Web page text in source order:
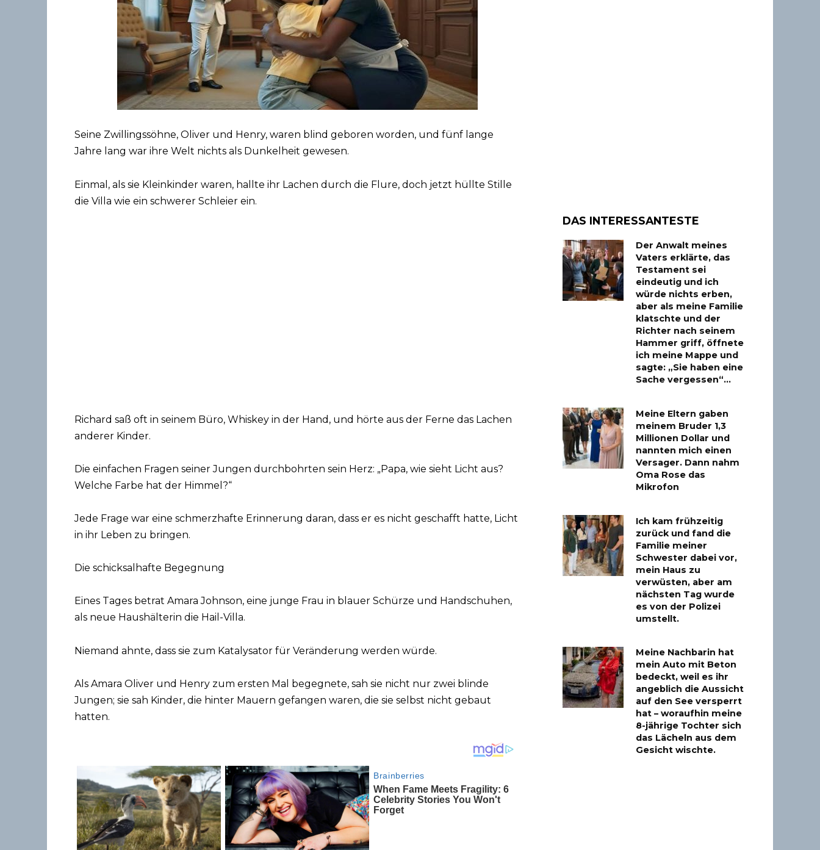
Seine Zwillingssöhne, Oliver und Henry, waren blind geboren worden, und fünf lange
Jahre lang war ihre Welt nichts als Dunkelheit gewesen.
Einmal, als sie Kleinkinder waren, hallte ihr Lachen durch die Flure, doch jetzt hüllte Stille
die Villa wie ein schwerer Schleier ein.
Richard saß oft in seinem Büro, Whiskey in der Hand, und hörte aus der Ferne das Lachen
anderer Kinder.
Die einfachen Fragen seiner Jungen durchbohrten sein Herz: „Papa, wie sieht Licht aus?
Welche Farbe hat der Himmel?“
Jede Frage war eine schmerzhafte Erinnerung daran, dass er es nicht geschafft hatte, Licht
in ihr Leben zu bringen.
Die schicksalhafte Begegnung
Eines Tages betrat Amara Johnson, eine junge Frau in blauer Schürze und Handschuhen,
als neue Haushälterin die Hail-Villa.
Niemand ahnte, dass sie zum Katalysator für Veränderung werden würde.
Als Amara Oliver und Henry zum ersten Mal begegnete, sah sie nicht nur zwei blinde
Jungen; sie sah Kinder, die hinter Mauern gefangen waren, die sie selbst nicht gebaut
hatten.
DAS INTERESSANTESTE
Der Anwalt meines
Vaters erklärte, das
Testament sei
eindeutig und ich
würde nichts erben,
aber als meine Familie
klatschte und der
Richter nach seinem
Hammer griff, öffnete
ich meine Mappe und
sagte: „Sie haben eine
Sache vergessen“…
Meine Eltern gaben
meinem Bruder 1,3
Millionen Dollar und
nannten mich einen
Versager. Dann nahm
Oma Rose das
Mikrofon
Ich kam frühzeitig
zurück und fand die
Familie meiner
Schwester dabei vor,
mein Haus zu
verwüsten, aber am
nächsten Tag wurde
es von der Polizei
umstellt.
Meine Nachbarin hat
mein Auto mit Beton
bedeckt, weil es ihr
angeblich die Aussicht
auf den See versperrt
hat – woraufhin meine
8-jährige Tochter sich
das Lächeln aus dem
Gesicht wischte.